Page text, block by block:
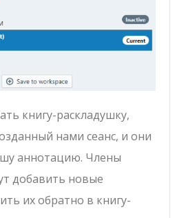
книгу-раскладушку,
нами сеанс, и они
аннотацию. Члены
добавить новые
их обратно в книгу-